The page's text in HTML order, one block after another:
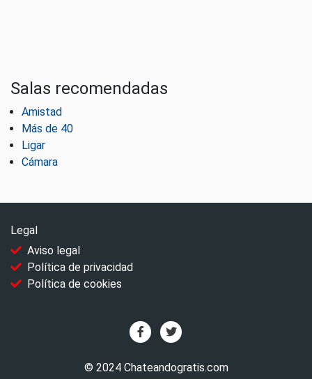
Salas recomendadas
Amistad
Más de 40
Ligar
Cámara
Legal
Aviso legal
Política de privacidad
Política de cookies
© 2024 Chateandogratis.com